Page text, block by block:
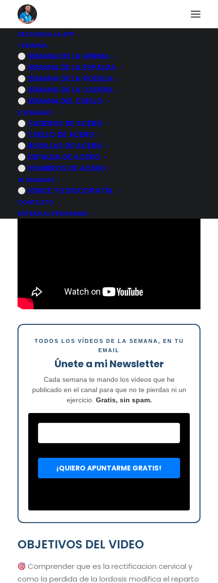
DESCARGA LA APP
1 SEMANA
SEMANA DE LA HERNIA
SEMANA DE LA ESPALDA
SEMANA DE LA RODILLA
SEMANA DE LA CADERA
SEMANA DEL CUELLO
3 SEMANAS
CADERAS DE ACERO
CUELLO DE ACERO
RODILLAS DE ACERO
ESPALDA DE ACERO
HOMBROS DE ACERO
16 SEMANAS
VENCE TU DISCOPATÍA
CONTACTO
ENTRAR AL PROGRAMA
Rectificacion
cervical, que es y
como se produce
3 NOVIEMBRE, 2022 | POR
TODOS LOS VÍDEOS DE LA SEMANA, EN TU
EMAIL
Únete a mi Newsletter
Cada semana te mando los vídeos que he
publicado en el canal para que no te pierdas ni un
ejercicio. Gratis, sin spam.
OBJETIVOS DEL VIDEO
Comprender que es la rectificacion cervical y
como la perdida de la lordosis modifica el reparto